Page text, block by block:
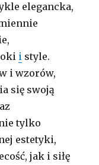
elegancka,
i style.
i wzorów,
się swoją
tylko
estetyki,
jak i siłę